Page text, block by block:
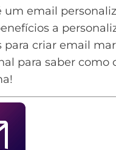
um email
a
para criar email
para saber como